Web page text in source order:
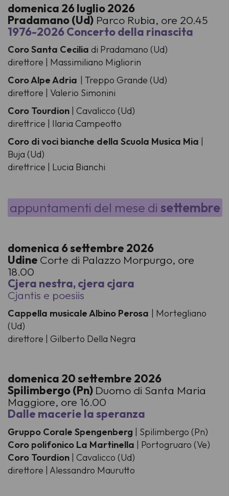
domenica 26 luglio 2026
Pradamano (Ud) Parco Rubia, ore 20.45
1976-2026 Concerto della rinascita
Coro Santa Cecilia di Pradamano (Ud)
direttore | Massimiliano Migliorin
Coro Alpe Adria | Treppo Grande (Ud)
direttore | Valerio Simonini
Coro Tourdion | Cavalicco (Ud)
direttrice | Ilaria Campeotto
Coro di voci bianche della Scuola Musica Mia |
Buja (Ud)
direttrice | Lucia Bianchi
appuntamenti del mese di settembre
domenica 6 settembre 2026
Udine Corte di Palazzo Morpurgo, ore
18.00
Cjera nestra, cjera cjara
Cjantis e poesiis
Cappella musicale Albino Perosa | Mortegliano
(Ud)
direttore | Gilberto Della Negra
domenica 20 settembre 2026
Spilimbergo (Pn) Duomo di Santa Maria
Maggiore, ore 16.00
Dalle macerie la speranza
Gruppo Corale Spengenberg | Spilimbergo (Pn)
Coro polifonico La Martinella | Portogruaro (Ve)
Coro Tourdion | Cavalicco (Ud)
direttore | Alessandro Maurutto